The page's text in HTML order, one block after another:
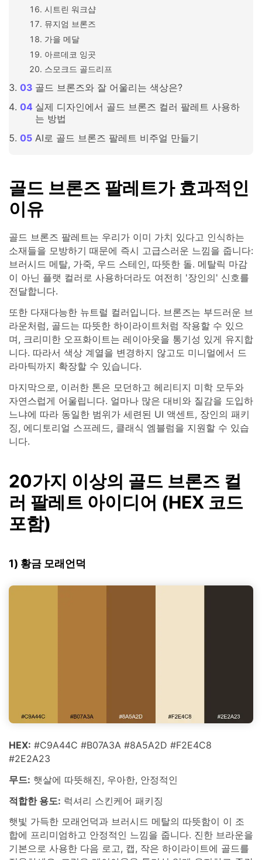
시트린 워크샵
뮤지엄 브론즈
가을 메달
아르데코 잉곳
스모크드 골드리프
골드 브론즈와 잘 어울리는 색상은?
실제 디자인에서 골드 브론즈 컬러 팔레트 사용하
는 방법
AI로 골드 브론즈 팔레트 비주얼 만들기
골드 브론즈 팔레트가 효과적인
이유
골드 브론즈 팔레트는 우리가 이미 가치 있다고 인식하는
소재들을 모방하기 때문에 즉시 고급스러운 느낌을 줍니다:
브러시드 메탈, 가죽, 우드 스테인, 따뜻한 돌. 메탈릭 마감
이 아닌 플랫 컬러로 사용하더라도 여전히 '장인의' 신호를
전달합니다.
또한 다재다능한 뉴트럴 컬러입니다. 브론즈는 부드러운 브
라운처럼, 골드는 따뜻한 하이라이트처럼 작용할 수 있으
며, 크리미한 오프화이트는 레이아웃을 통기성 있게 유지합
니다. 따라서 색상 계열을 변경하지 않고도 미니멀에서 드
라마틱까지 확장할 수 있습니다.
마지막으로, 이러한 톤은 모던하고 헤리티지 미학 모두와
자연스럽게 어울립니다. 얼마나 많은 대비와 질감을 도입하
느냐에 따라 동일한 범위가 세련된 UI 액센트, 장인의 패키
징, 에디토리얼 스프레드, 클래식 엠블럼을 지원할 수 있습
니다.
20가지 이상의 골드 브론즈 컬
러 팔레트 아이디어 (HEX 코드
포함)
1) 황금 모래언덕
HEX: #C9A44C #B07A3A #8A5A2D #F2E4C8
#2E2A23
무드: 햇살에 따뜻해진, 우아한, 안정적인
적합한 용도: 럭셔리 스킨케어 패키징
햇빛 가득한 모래언덕과 브러시드 메탈의 따뜻함이 이 조
합에 프리미엄하고 안정적인 느낌을 줍니다. 진한 브라운을
기본으로 사용한 다음 로고, 캡, 작은 하이라이트에 골드를